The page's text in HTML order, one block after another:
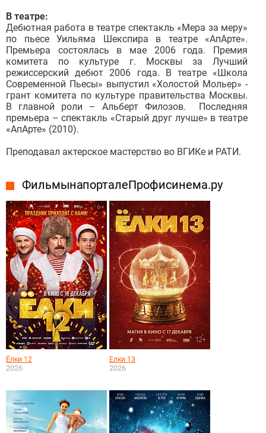
В театре:
Дебютная работа в театре спектакль «Мера за меру»
по пьесе Уильяма Шекспира в театре «АпАрте».
Премьера состоялась в мае 2006 года. Премия
комитета по культуре г. Москвы за Лучший
режиссерский дебют 2006 года. В театре «Школа
Современной Пьесы» выпустил «Холостой Мольер» -
грант комитета по культуре правительства Москвы.
В главной роли – Альберт Филозов. Последняя
премьера – спектакль «Старый друг лучше» в театре
«АпАрте» (2010).
Преподавал актерское мастерство во ВГИКе и РАТИ.
Фильмы на портале Профисинема.ру
Ёлки 12
2026
Елки 13
2026